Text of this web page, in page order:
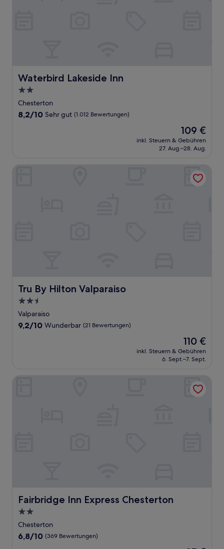
Waterbird Lakeside Inn
Waterbird Lakeside Inn
2.0-
Sterne-
Unterkunft
Chesterton
8.2
Bewertungen)
8,2/10 Sehr gut (1.012 Bewertungen)
Der
Preis
beträgt
109 €
inkl. Steuern & Gebühren
27. Aug.–28. Aug.
Tru By Hilton Valparaiso
Tru By Hilton Valparaiso
2.5-
Sterne-
Unterkunft
Valparaiso
9.2
9,2/10 Wunderbar (21 Bewertungen)
Der
Preis
beträgt
110 €
inkl. Steuern & Gebühren
6. Sept.–7. Sept.
Fairbridge Inn Express Chesterton
Fairbridge Inn Express Chesterton
2.0-
Sterne-
Unterkunft
Chesterton
6.8
6,8/10 (369 Bewertungen)